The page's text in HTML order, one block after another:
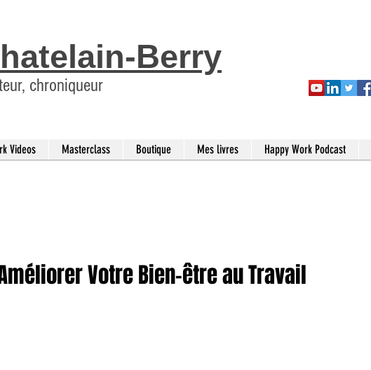
Berry
chroniqueur
Videos Masterclass Boutique Mes livres Happy Work Podcast
Votre Bien-être au Travail